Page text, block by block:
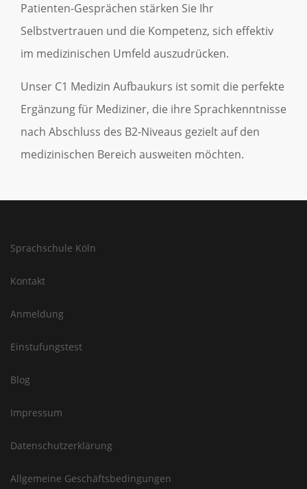
Patienten-Gesprächen stärken Sie Ihr
Selbstvertrauen und die Kompetenz, sich effektiv
im medizinischen Umfeld auszudrücken.
Unser C1 Medizin Aufbaukurs ist somit die perfekte
Ergänzung für Mediziner, die ihre Sprachkenntnisse
nach Abschluss des B2-Niveaus gezielt auf den
medizinischen Bereich ausweiten möchten.
Sprachschule Köln
Kontakt
Anmeldung
Einstufungstest
Blog
Impressum
Datenschutzerklärung
Allgemeine Geschäftsbedingungen